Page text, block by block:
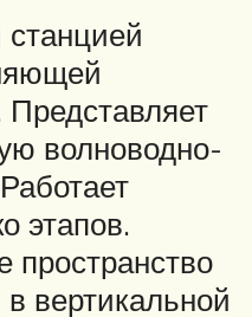
волноводно-
этапов.
пространство
вертикальной